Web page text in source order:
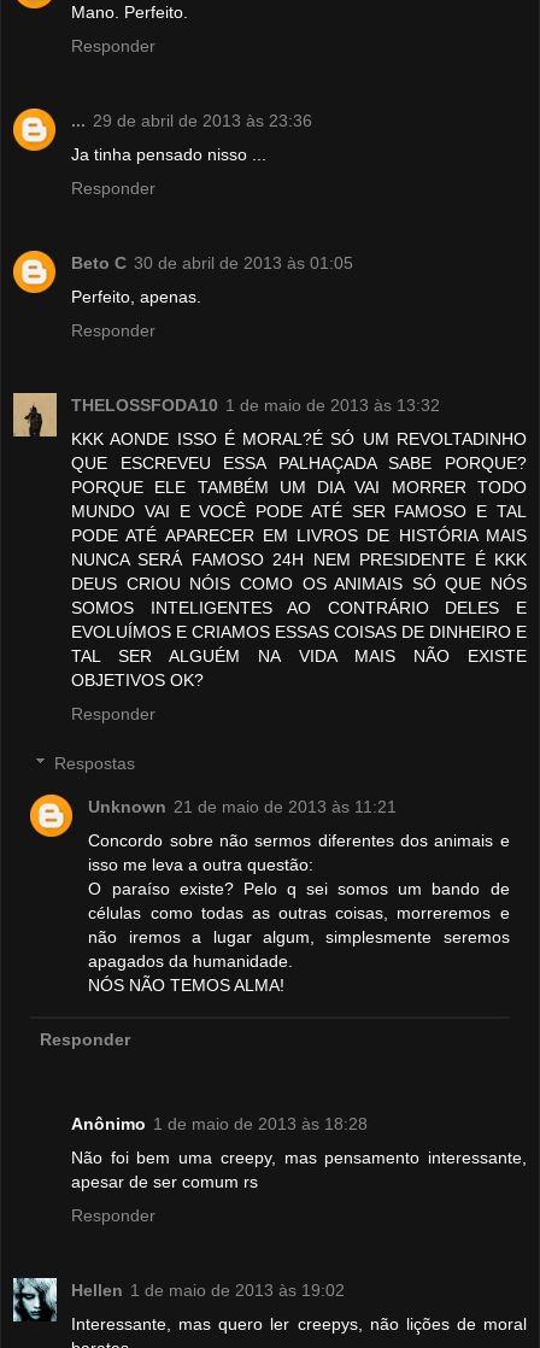
Mano. Perfeito.
Responder
... 29 de abril de 2013 às 23:36
Ja tinha pensado nisso ...
Responder
Beto C 30 de abril de 2013 às 01:05
Perfeito, apenas.
Responder
THELOSSFODA10 1 de maio de 2013 às 13:32
KKK AONDE ISSO É MORAL?É SÓ UM REVOLTADINHO
QUE ESCREVEU ESSA PALHAÇADA SABE PORQUE?
PORQUE ELE TAMBÉM UM DIA VAI MORRER TODO
MUNDO VAI E VOCÊ PODE ATÉ SER FAMOSO E TAL
PODE ATÉ APARECER EM LIVROS DE HISTÓRIA MAIS
NUNCA SERÁ FAMOSO 24H NEM PRESIDENTE É KKK
DEUS CRIOU NÓIS COMO OS ANIMAIS SÓ QUE NÓS
SOMOS INTELIGENTES AO CONTRÁRIO DELES E
EVOLUÍMOS E CRIAMOS ESSAS COISAS DE DINHEIRO E
TAL SER ALGUÉM NA VIDA MAIS NÃO EXISTE
OBJETIVOS OK?
Responder
Respostas
Unknown 21 de maio de 2013 às 11:21
Concordo sobre não sermos diferentes dos animais e
isso me leva a outra questão:
O paraíso existe? Pelo q sei somos um bando de
células como todas as outras coisas, morreremos e
não iremos a lugar algum, simplesmente seremos
apagados da humanidade.
NÓS NÃO TEMOS ALMA!
Responder
Anônimo 1 de maio de 2013 às 18:28
Não foi bem uma creepy, mas pensamento interessante,
apesar de ser comum rs
Responder
Hellen 1 de maio de 2013 às 19:02
Interessante, mas quero ler creepys, não lições de moral